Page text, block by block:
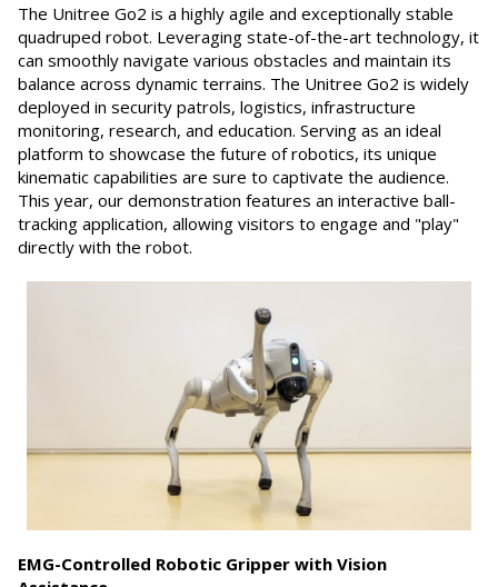
The Unitree Go2 is a highly agile and exceptionally stable
quadruped robot. Leveraging state-of-the-art technology, it
can smoothly navigate various obstacles and maintain its
balance across dynamic terrains. The Unitree Go2 is widely
deployed in security patrols, logistics, infrastructure
monitoring, research, and education. Serving as an ideal
platform to showcase the future of robotics, its unique
kinematic capabilities are sure to captivate the audience.
This year, our demonstration features an interactive ball-
tracking application, allowing visitors to engage and "play"
directly with the robot.
EMG-Controlled Robotic Gripper with Vision